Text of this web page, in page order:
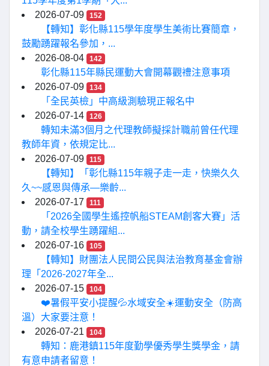
2026-07-09
152
【轉知】彰化縣115學年度學生美術比賽簡章，
鼓勵踴躍報名參加，...
2026-08-04
142
彰化縣115年縣民運動大會開幕觀禮注意事項
2026-07-09
134
「全民英檢」中高級測驗現正報名中
2026-07-14
126
轉知未滿3個月之代理教師擬採計職前曾任代理
教師年資，依規定比...
2026-07-09
115
【轉知】「彰化縣115年親子走一走，快樂久久
久~~感恩與傳承—樂齡...
2026-07-17
111
「2026全國學生遙控帆船STEAM創客大賽」活
動，請全校學生踴躍組...
2026-07-16
105
【轉知】財團法人民間公民與法治教育基金會辦
理「2026-2027年全...
2026-07-15
104
❤️暑假平安小提醒💦水域安全☀️運動安全（防高
溫）大家要注意！
2026-07-21
104
轉知：鹿港鎮115年度勤學優秀學生獎學金，請
有意申請者留意！